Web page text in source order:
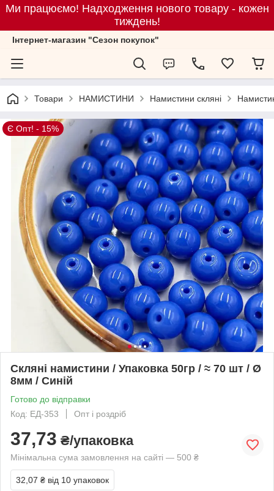
Ми працюємо! Надходження нового товару - кожен
тиждень!
Iнтернет-магазин "Сезон покупок"
Товари НАМИСТИНИ Намистини скляні
Є Опт! - 15%
Скляні намистини / Упаковка 50гр / ≈ 70 шт / Ø
8мм / Синій
Готово до відправки
Код: ЕД-353
Опт і роздріб
37,73 ₴/упаковка
Мінімальна сума замовлення на сайті — 500 ₴
32,07 ₴ від 10 упаковок